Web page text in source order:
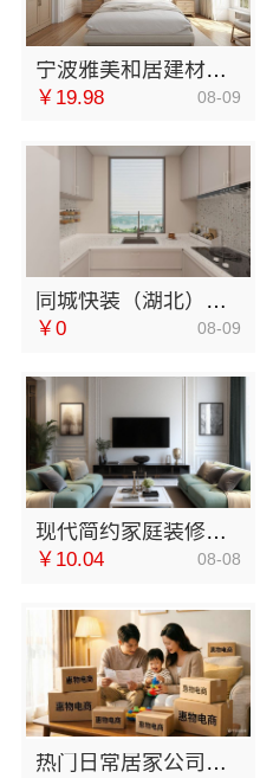
宁波雅美和居建材科技有限公司镇海家装设计合作联系方式
￥19.98 08-09
同城快装（湖北）科技有限公司急装装修品质施工
￥0 08-09
现代简约家庭装修免费设计整体落地-福建尚艺空间新材料科技有限公司
￥10.04 08-08
热门日常居家公司价格，湖北省惠物电子商务有限公司一站购齐